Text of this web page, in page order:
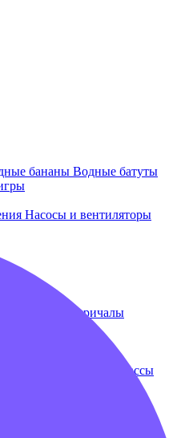
бананы Водные батуты
Насосы и вентиляторы
Понтоны и причалы
Надувные трассы